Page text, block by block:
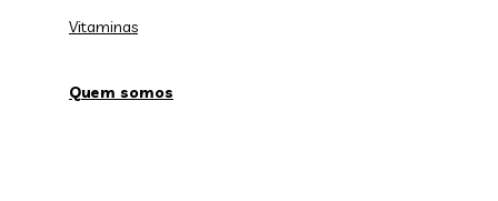
Vitaminas
Quem somos